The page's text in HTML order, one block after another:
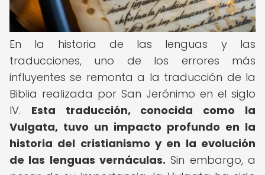
En la historia de las lenguas y las
traducciones, uno de los errores más
influyentes se remonta a la traducción de la
Biblia realizada por San Jerónimo en el siglo
IV. Esta traducción, conocida como la
Vulgata, tuvo un impacto profundo en la
historia del cristianismo y en la evolución
de las lenguas vernáculas. Sin embargo, a